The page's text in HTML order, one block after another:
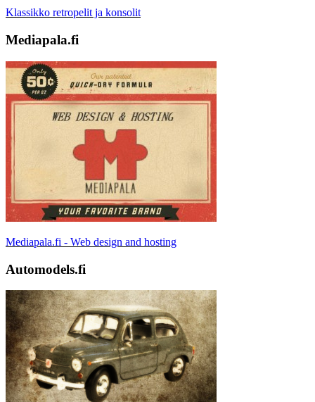
Klassikko retropelit ja konsolit
Mediapala.fi
Mediapala.fi - Web design and hosting
Automodels.fi